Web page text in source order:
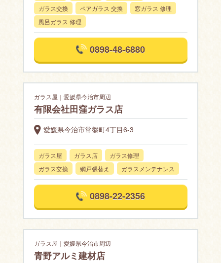
ガラス交換
ペアガラス 交換
窓ガラス 修理
風呂ガラス 修理
0898-48-6880
ガラス屋｜愛媛県今治市周辺
有限会社田窪ガラス店
愛媛県今治市常盤町4丁目6-3
ガラス屋 ガラス店
ガラス修理
ガラス交換
網戸張替え ガラスメンテナンス
0898-22-2356
ガラス屋｜愛媛県今治市周辺
青野アルミ建材店